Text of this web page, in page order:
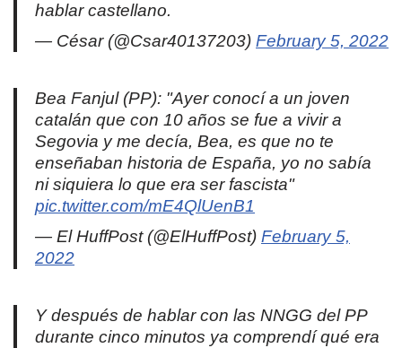
hablar castellano.
— César (@Csar40137203) February 5, 2022
Bea Fanjul (PP): "Ayer conocí a un joven
catalán que con 10 años se fue a vivir a
Segovia y me decía, Bea, es que no te
enseñaban historia de España, yo no sabía
ni siquiera lo que era ser fascista"
pic.twitter.com/mE4QlUenB1
— El HuffPost (@ElHuffPost) February 5,
2022
Y después de hablar con las NNGG del PP
durante cinco minutos ya comprendí qué era